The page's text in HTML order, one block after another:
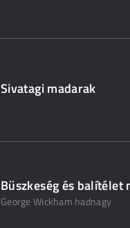
Sivatagi madarak
Büszkeség és balítélet
George Wickham hadnagy